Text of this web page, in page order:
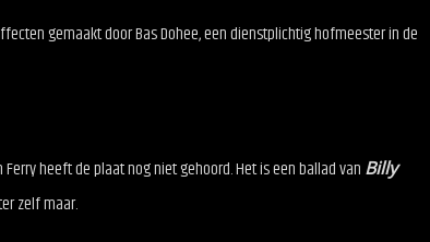
gemaakt door Bas Dohee, een dienstplichtig hofmeester in de
heeft de plaat nog niet gehoord. Het is een ballad van Billy
zelf maar.